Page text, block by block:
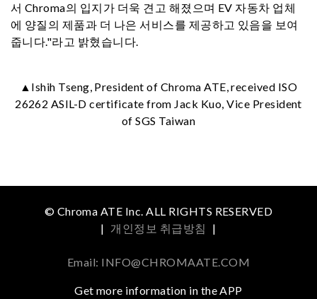
서 Chroma의 입지가 더욱 견고 해졌으며 EV 자동차 업체
에 양질의 제품과 더 나은 서비스를 제공하고 있음을 보여
줍니다."라고 밝혔습니다.
▲Ishih Tseng, President of Chroma ATE, received ISO
26262 ASIL-D certificate from Jack Kuo, Vice President
of SGS Taiwan
© Chroma ATE Inc. ALL RIGHTS RESERVED
| 개인정보 취급방침 |
Email: INFO@CHROMAATE.COM
Get more information in the APP